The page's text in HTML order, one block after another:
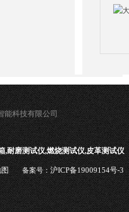
能科技有限公司
,耐磨测试仪,燃烧测试仪,皮革测试仪
备案号：沪ICP备19009154号-3